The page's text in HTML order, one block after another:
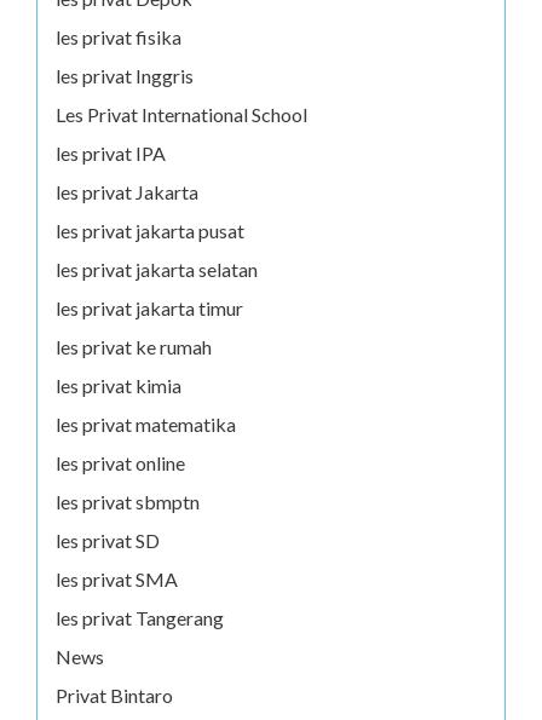
les privat fisika
les privat Inggris
Les Privat International School
les privat IPA
les privat Jakarta
les privat jakarta pusat
les privat jakarta selatan
les privat jakarta timur
les privat ke rumah
les privat kimia
les privat matematika
les privat online
les privat sbmptn
les privat SD
les privat SMA
les privat Tangerang
News
Privat Bintaro